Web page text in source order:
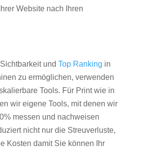
Website nach Ihren
und Top Ranking in
zu ermöglichen, verwenden
Tools. Für Print wie in
wir eigene Tools, mit denen wir
messen und nachweisen
nicht nur die Streuverluste,
Kosten damit Sie können Ihr